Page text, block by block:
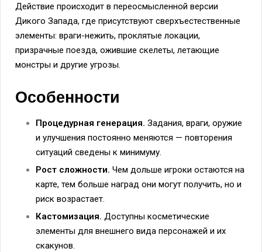
Действие происходит в переосмысленной версии
Дикого Запада, где присутствуют сверхъестественные
элементы: враги-нежить, проклятые локации,
призрачные поезда, ожившие скелеты, летающие
монстры и другие угрозы.
Особенности
Процедурная генерация. Задания, враги, оружие
и улучшения постоянно меняются — повторения
ситуаций сведены к минимуму.
Рост сложности. Чем дольше игроки остаются на
карте, тем больше наград они могут получить, но и
риск возрастает.
Кастомизация. Доступны косметические
элементы для внешнего вида персонажей и их
скакунов.